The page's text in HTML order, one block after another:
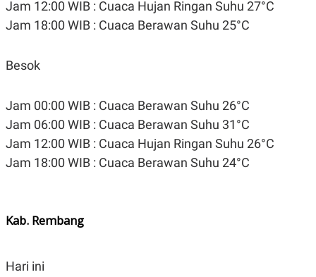
Jam 12:00 WIB : Cuaca Hujan Ringan Suhu 27°C
Jam 18:00 WIB : Cuaca Berawan Suhu 25°C
Besok
Jam 00:00 WIB : Cuaca Berawan Suhu 26°C
Jam 06:00 WIB : Cuaca Berawan Suhu 31°C
Jam 12:00 WIB : Cuaca Hujan Ringan Suhu 26°C
Jam 18:00 WIB : Cuaca Berawan Suhu 24°C
Kab. Rembang
Hari ini